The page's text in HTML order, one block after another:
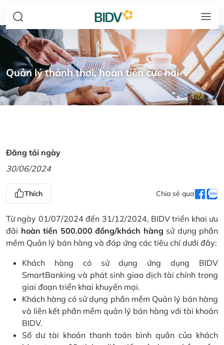
Quản lý thảnh thơi, hoàn tiền cực hời
Đăng tải ngày
30/06/2024
Thích Chia sẻ qua
Từ ngày 01/07/2024 đến 31/12/2024, BIDV triển khai ưu
đãi hoàn tiền 500.000 đồng/khách hàng sử dụng phần
mềm Quản lý bán hàng và đáp ứng các tiêu chí dưới đây:
Khách hàng có sử dụng ứng dụng BIDV
SmartBanking và phát sinh giao dịch tài chính trong
giai đoạn triển khai khuyến mại.
Khách hàng có sử dụng phần mềm Quản lý bán hàng
và liên kết phần mềm quản lý bán hàng với tài khoản
BIDV.
Số dư tài khoản thanh toán bình quân của khách